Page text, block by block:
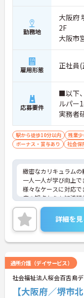
勤務地
大阪府
2F
大阪市
駅」徒
雇用形態 正社員
応募要件
■以下
ルパー
実務者
がある
駅から徒歩10分以内 残業少
ボーナス・賞与あり
社会保
緻密なカリキュラム
一人一人が学び向上で
様々なケースに対応
療の観点からも知識
て各サービスのスタ
を行っています。
詳細を
通所介護（デイサービス）
社会福祉法人桜会百舌鳥
【大阪府／堺市